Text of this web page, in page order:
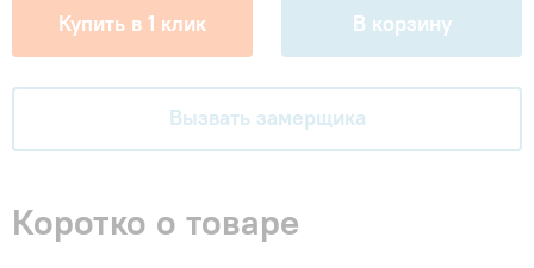
Купить в 1 клик В корзину
Вызвать замерщика
Коротко о товаре